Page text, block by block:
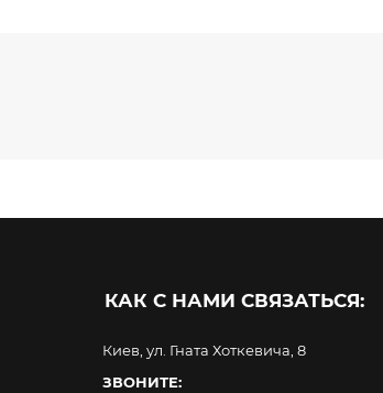
КАК С НАМИ СВЯЗАТЬСЯ:
Киев, ул. Гната Хоткевича, 8
ЗВОНИТЕ: